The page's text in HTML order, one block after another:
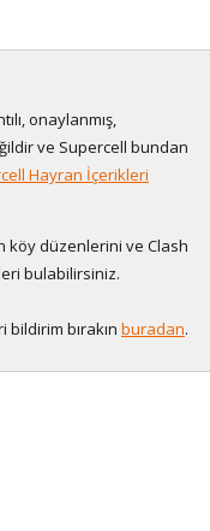
onaylanmış,
ve Supercell bundan
Hayran İçerikleri
düzenlerini ve Clash
bulabilirsiniz.
bırakın buradan.